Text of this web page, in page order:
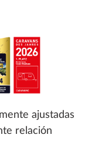
ajustadas
relación